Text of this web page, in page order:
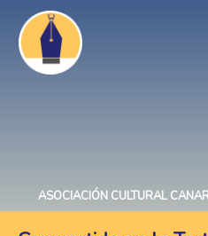
Pasar
contenido
principal
ASOCIACIÓN CULTURAL